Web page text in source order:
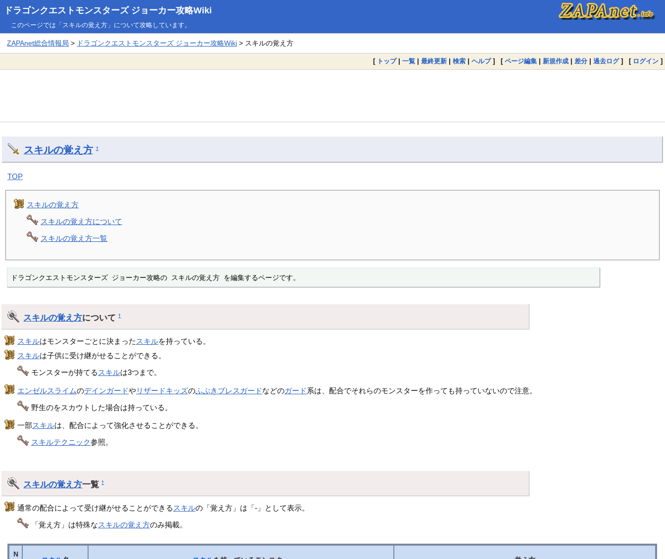
ドラゴンクエストモンスターズ ジョーカー攻略Wiki
このページでは「スキルの覚え方」について攻略しています。
ZAPAnet総合情報局 > ドラゴンクエストモンスターズ ジョーカー攻略Wiki > スキルの覚え方
[ トップ| 一覧 | 最終更新 | 検索 | ヘルプ] [ ページ編集 | 新規作成 | 差分 | 過去ログ] [ ログイン ]
スキルの覚え方 †
TOP
スキルの覚え方
スキルの覚え方について
スキルの覚え方一覧
ドラゴンクエストモンスターズ ジョーカー攻略の スキルの覚え方 を編集するページです。
スキルの覚え方について†
スキルはモンスターごとに決まった スキルを持っている。
スキルは子供に受け継がせることができる。
モンスターが持てる スキルは3つまで。
エンゼルスライムのデインガードやリザードキッズのふぶきブレスガードなどのガード系は、配合でそれらのモンスターを作っても持っていないので注意。
野生のをスカウトした場合は持っている。
一部スキルは、配合によって強化させることができる。
スキルテクニック参照。
スキルの覚え方一覧†
通常の配合によって受け継がせることができる スキルの「覚え方」は「-」として表示。
「覚え方」は特殊なスキルの覚え方のみ掲載。
N